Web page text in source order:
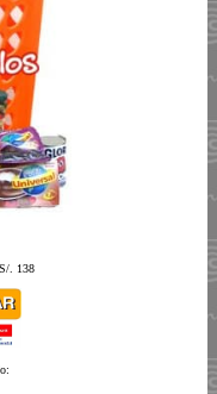
. 138